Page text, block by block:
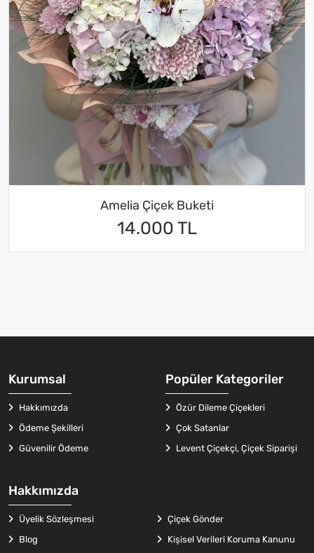
Amelia Çiçek Buketi
14.000 TL
Kurumsal
Hakkımızda
Ödeme Şekilleri
Güvenilir Ödeme
Popüler Kategoriler
Özür Dileme Çiçekleri
Çok Satanlar
Levent Çiçekçi, Çiçek Siparişi
Hakkımızda
Üyelik Sözleşmesi
Çiçek Gönder
Blog
Kişisel Verileri Koruma Kanunu